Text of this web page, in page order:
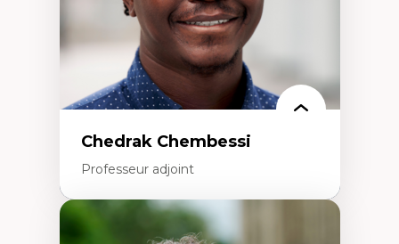
Chedrak Chembessi
Professeur adjoint